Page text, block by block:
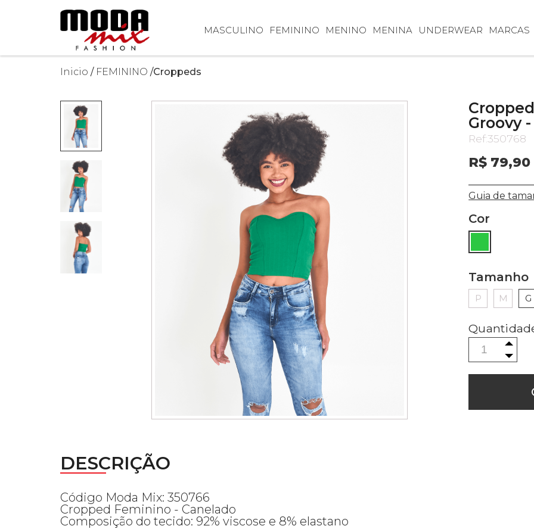
MARCAS
MASCULINO FEMININO MENINO MENINA UNDERWEAR
Inicio FEMININO Croppeds
Groovy -
Ref:350768
R$ 79,90
Guia de
Cor
Tamanho
P M G
DESCRIÇÃO
Código Moda Mix: 350766
Cropped Feminino - Canelado
Composição do tecido: 92% viscose e 8% elastano